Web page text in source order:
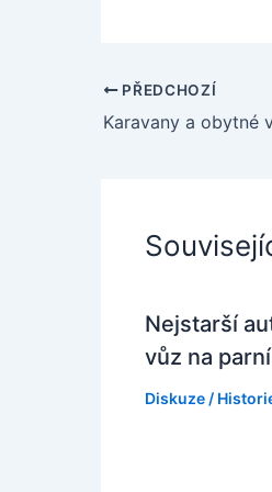
PŘEDCHOZÍ
Nejstarší
vůz na
Diskuze /